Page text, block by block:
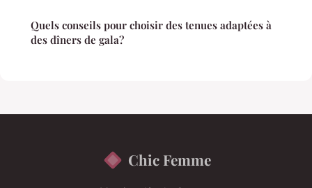
Quels conseils pour choisir des tenues adaptées à
des dîners de gala?
Chic Femme